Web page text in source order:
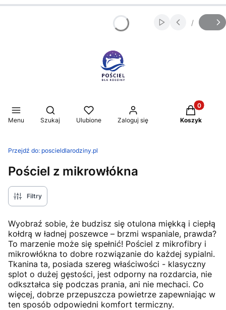
Włącz Slajd
/
z
Menu
Otwórz wyszukiwarkę
Szukaj Ulubione Zaloguj się
Produkty
Koszyk
Przejdź do: poscieldlarodziny.pl
Pościel z mikrowłókna
Filtry
Wyobraź sobie, że budzisz się otulona miękką i ciepłą
kołdrą w ładnej poszewce – brzmi wspaniale, prawda?
To marzenie może się spełnić! Pościel z mikrofibry i
mikrowłókna to dobre rozwiązanie do każdej sypialni.
Tkanina ta, posiada szereg właściwości - klasyczny
splot o dużej gęstości, jest odporny na rozdarcia, nie
odkształca się podczas prania, ani nie mechaci. Co
więcej, dobrze przepuszcza powietrze zapewniając w
ten sposób odpowiedni komfort termiczny.